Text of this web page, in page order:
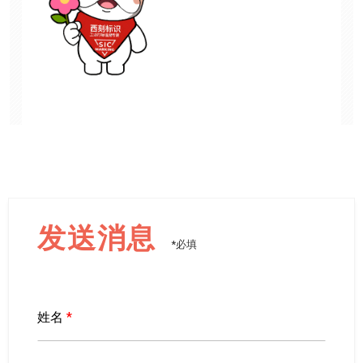
发送消息 *必填
姓名 *